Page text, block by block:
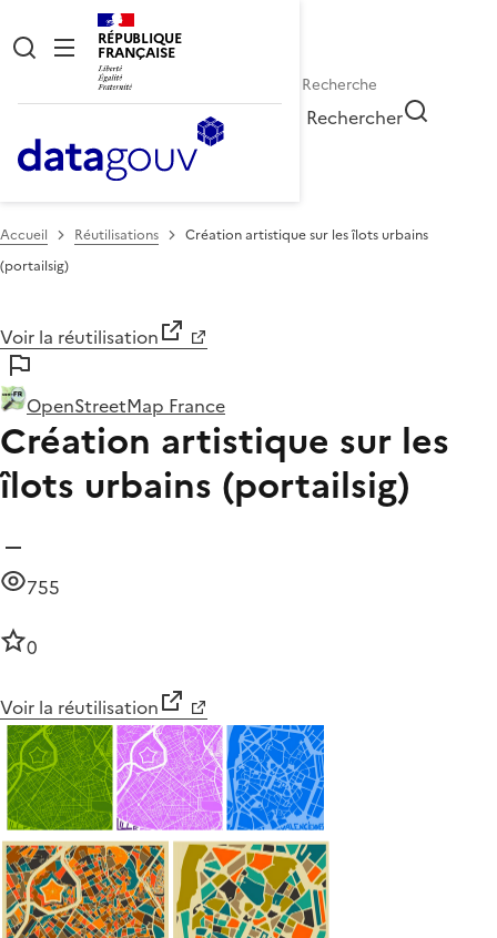
RÉPUBLIQUE
FRANÇAISE
Rechercher
Accueil Réutilisations
Création artistique sur les îlots urbains
(portailsig)
Voir la réutilisation
OpenStreetMap France
Création artistique sur les
îlots urbains (portailsig)
755
0
Voir la réutilisation